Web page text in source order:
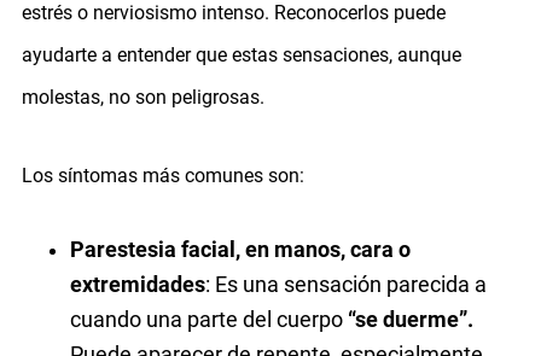
estrés o nerviosismo intenso. Reconocerlos puede
ayudarte a entender que estas sensaciones, aunque
molestas, no son peligrosas.
Los síntomas más comunes son:
Parestesia facial, en manos, cara o
extremidades: Es una sensación parecida a
cuando una parte del cuerpo “se duerme”.